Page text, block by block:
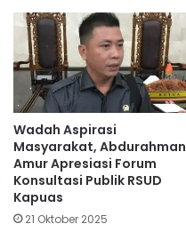
Wadah Aspirasi
Masyarakat, Abdurahman
Amur Apresiasi Forum
Konsultasi Publik RSUD
Kapuas
21 Oktober 2025